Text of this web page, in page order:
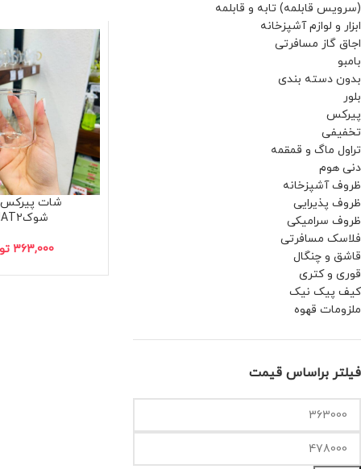
(سرویس قابلمه) تابه و قابلمه
ابزار و لوازم آشپزخانه
اجاق گاز مسافرتی
بامبو
بدون دسته بندی
بلور
پیرکس
تخفیفی
تراول ماگ و قمقمه
دنی هوم
ظروف آشپزخانه
ظروف پذیرایی
ظروف سرامیکی
فلاسک مسافرتی
قاشق و چنگال
قوری و کتری
کیف پیک نیک
ملزومات قهوه
فیلتر براساس قیمت
شات پیرکس
شوکSHAT۲
363,000